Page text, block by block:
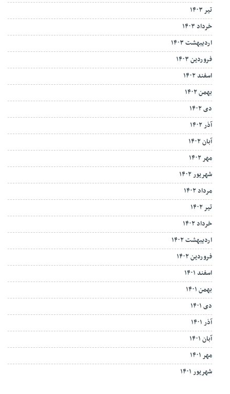
تیر ۱۴۰۳
خرداد ۱۴۰۳
اردیبهشت ۱۴۰۳
فروردین ۱۴۰۳
اسفند ۱۴۰۲
بهمن ۱۴۰۲
دی ۱۴۰۲
آذر ۱۴۰۲
آبان ۱۴۰۲
مهر ۱۴۰۲
شهریور ۱۴۰۲
مرداد ۱۴۰۲
تیر ۱۴۰۲
خرداد ۱۴۰۲
اردیبهشت ۱۴۰۲
فروردین ۱۴۰۲
اسفند ۱۴۰۱
بهمن ۱۴۰۱
دی ۱۴۰۱
آذر ۱۴۰۱
آبان ۱۴۰۱
مهر ۱۴۰۱
شهریور ۱۴۰۱